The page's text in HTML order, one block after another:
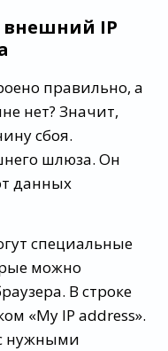
внешний IP
правильно, а
нет? Значит,
сбоя.
шлюза. Он
данных
специальные
можно
В строке
«My IP address».
нужными